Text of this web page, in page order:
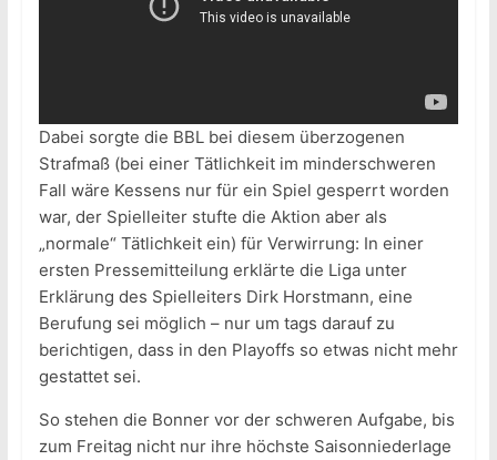
Dabei sorgte die BBL bei diesem überzogenen
Strafmaß (bei einer Tätlichkeit im minderschweren
Fall wäre Kessens nur für ein Spiel gesperrt worden
war, der Spielleiter stufte die Aktion aber als
„normale“ Tätlichkeit ein) für Verwirrung: In einer
ersten Pressemitteilung erklärte die Liga unter
Erklärung des Spielleiters Dirk Horstmann, eine
Berufung sei möglich – nur um tags darauf zu
berichtigen, dass in den Playoffs so etwas nicht mehr
gestattet sei.
So stehen die Bonner vor der schweren Aufgabe, bis
zum Freitag nicht nur ihre höchste Saisonniederlage